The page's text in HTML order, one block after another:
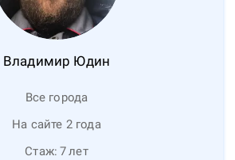
Владимир Юдин
Все города
На сайте 2 года
Стаж: 7лет